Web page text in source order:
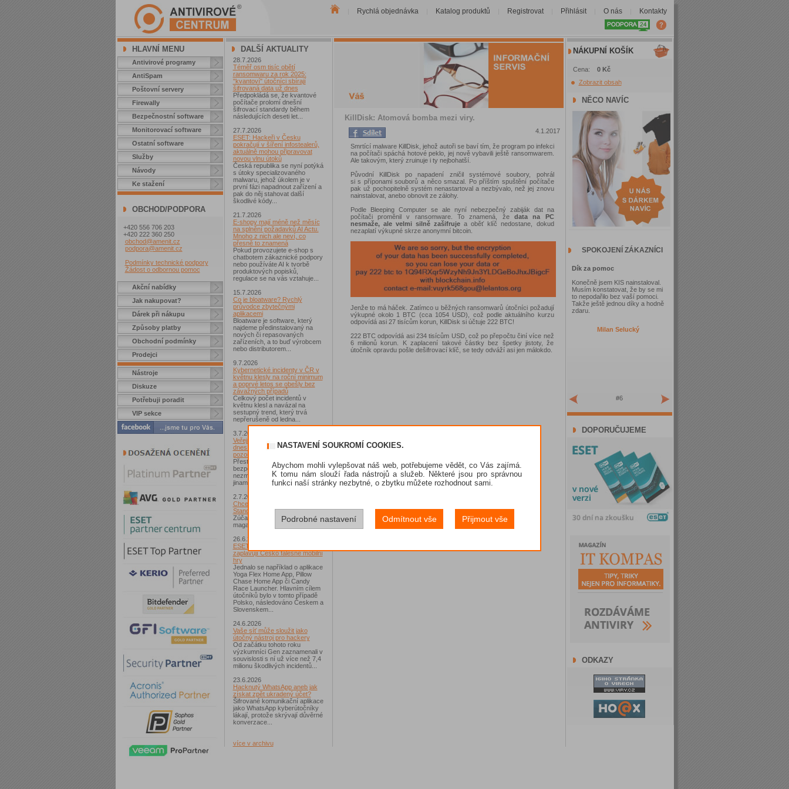
Rychlá objednávka Katalog produktů Registrovat Přihlásit O nás Kontakty
HLAVNÍ MENU
Antivirové programy
AntiSpam
Poštovní servery
Firewally
Bezpečnostní software
Monitorovací software
Ostatní software
Služby
Návody
Ke stažení
OBCHOD/PODPORA
+420 556 706 203
+420 222 360 250
obchod@amenit.cz
podpora@amenit.cz
Podmínky technické podpory
Žádost o odbornou pomoc
Akční nabídky
Jak nakupovat?
Dárek při nákupu
Způsoby platby
Obchodní podmínky
Prodejci
Nástroje
Diskuze
Potřebuji poradit
VIP sekce
DALŠÍ AKTUALITY
28.7.2026
Téměř osm tisíc obětí
ransomwaru za rok 2025:
"kvantoví" útočníci sbírají
šifrovaná data už dnes
Předpokládá se, že kvantové
počítače prolomí dnešní
šifrovací standardy během
následujících deseti let...
27.7.2026
ESET: Hackeři v Česku
pokračují v šíření infostealerů,
aktuálně mohou připravovat
novou vlnu útoků
Česká republika se nyní potýká
s útoky specializovaného
malwaru, jehož úkolem je v
první fázi napadnout zařízení a
pak do něj stahovat další
škodlivé kódy...
21.7.2026
E-shopy mají méně než měsíc
na splnění požadavků AI Actu.
Mnoho z nich ale neví, co
přesně to znamená
Pokud provozujete e-shop s
chatbotem zákaznické podpory
nebo používáte AI k tvorbě
produktových popisků,
regulace se na vás vztahuje...
15.7.2026
Co je bloatware? Rychlý
průvodce zbytečnými
aplikacemi
Bloatware je software, který
najdeme předinstalovaný na
nových či repasovaných
zařízeních, a to buď výrobcem
nebo distributorem...
9.7.2026
Kybernetické incidenty v ČR v
květnu klesly na roční minimum
a poprvé letos se obešly bez
závažných případů
Celkový počet incidentů v
květnu klesl a navázal na
sestupný trend, který trvá
nepřerušeně od ledna...
3.7.2026
Veřejná Wi-Fi na dovolené už
dnes není zásadním rizikem,
pozor si dávejte na něco jiného
Přestože jsou veřejné Wi-Fi sítě
bezpečnější než dříve, riziko
nezmizelo. Jen se přesunulo
jinam...
2.7.2026
Chcete získat Norton 360
Standard?
Zúčastněte se soutěže s
magazínem IT Kompas...
26.6.2026
ESET: S příchodem léta
zaplavují Česko falešné mobilní
hry
Jednalo se například o aplikace
Yoga Flex Home App, Pillow
Chase Home App či Candy
Race Launcher. Hlavním cílem
útočníků bylo v tomto případě
Polsko, následováno Českem a
Slovenskem...
24.6.2026
Vaše síť může sloužit jako
útočný nástroj pro hackery
Od začátku tohoto roku
výzkumníci Gen zaznamenali v
souvislosti s ní už více než 7,4
milionu škodlivých incidentů...
23.6.2026
Hacknutý WhatsApp aneb jak
získat zpět ukradený účet?
Šifrované komunikační aplikace
jako WhatsApp kyberútočníky
lákají, protože skrývají důvěrné
konverzace...
více v archivu
KillDisk: Atomová bomba mezi viry.
4.1.2017
Smrtící malware KillDisk, jehož autoři se baví tím, že program po infekci
na počítači spáchá hotové peklo, jej nově vybavili ještě ransomwarem.
Ale takovým, který zruinuje i ty nejbohatší.
Původní KillDisk po napadení zničil systémové soubory, pohrál
si s příponami souborů a něco smazal. Po příštím spuštění počítače
pak už pochopitelně systém nenastartoval a nezbývalo, než jej znovu
nainstalovat, anebo obnovit ze zálohy.
Podle Bleeping Computer se ale nyní nebezpečný zabiják dat na
počítači proměnil v ransomware. To znamená, že data na PC
nesmaže, ale velmi silně zašifrujea oběť klíč nedostane, dokud
nezaplatí výkupné skrze anonymní bitcoin.
Jenže to má háček. Zatímco u běžných ransomwarů útočníci požadují
výkupné okolo 1 BTC (cca 1054 USD), což podle aktuálního kurzu
odpovídá asi 27 tisícům korun, KillDisk si účtuje 222 BTC!
222 BTC odpovídá asi 234 tisícům USD, což po přepočtu činí více než
6 milionů korun. K zaplacení takové částky bez špetky jistoty, že
útočník opravdu pošle dešifrovací klíč, se tedy odváží asi jen málokdo.
NÁKUPNÍ KOŠÍK
Cena: 0 Kč
Zobrazit obsah
NĚCO NAVÍC
SPOKOJENÍ ZÁKAZNÍCI
Dík za pomoc
Konečně jsem KIS nainstaloval.
Musím konstatovat, že by se mi
to nepodařilo bez vaší pomoci.
Takže ještě jednou díky a hodně
zdaru.
Milan Selucký
#6
DOPORUČUJEME
ODKAZY
NASTAVENÍ SOUKROMÍ COOKIES.
Abychom mohli vylepšovat náš web, potřebujeme vědět, co Vás zajímá.
K tomu nám slouží řada nástrojů a služeb. Některé jsou pro správnou
funkci naší stránky nezbytné, o zbytku můžete rozhodnout sami.
Podrobné nastavení Odmítnout vše Přijmout vše